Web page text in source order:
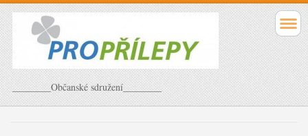
________Občanské sdružení________